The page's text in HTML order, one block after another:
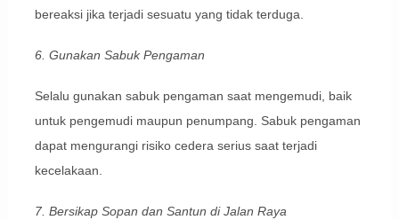
bereaksi jika terjadi sesuatu yang tidak terduga.
6. Gunakan Sabuk Pengaman
Selalu gunakan sabuk pengaman saat mengemudi, baik
untuk pengemudi maupun penumpang. Sabuk pengaman
dapat mengurangi risiko cedera serius saat terjadi
kecelakaan.
7. Bersikap Sopan dan Santun di Jalan Raya